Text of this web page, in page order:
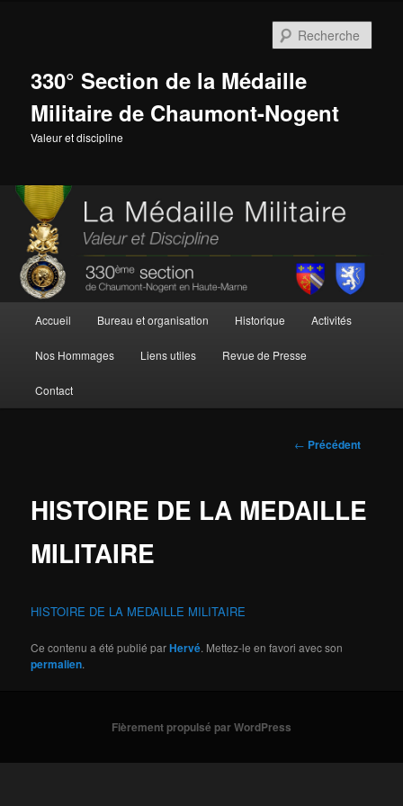
330° Section de la Médaille
Militaire de Chaumont-Nogent
Valeur et discipline
principal
Accueil Bureau et organisation Historique Activités
Nos Hommages Liens utiles Revue de Presse
Contact
Navigation
← Précédent
HISTOIRE DE LA MEDAILLE
MILITAIRE
HISTOIRE DE LA MEDAILLE MILITAIRE
Ce contenu a été publié parHervé. Mettez-le en favori avec son
permalien.
Fièrement propulsé par WordPress